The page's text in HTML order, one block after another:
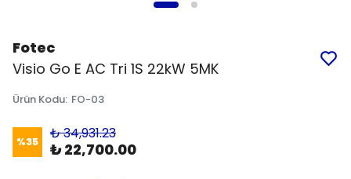
Fotec
Visio Go E AC Tri 1S 22kW 5MK
Ürün Kodu: FO-03
%35 ₺ 34,931.23
₺ 22,700.00